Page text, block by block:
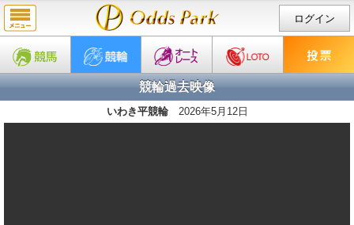
ログイン
競輪過去映像
いわき平競輪 2026年5月12日